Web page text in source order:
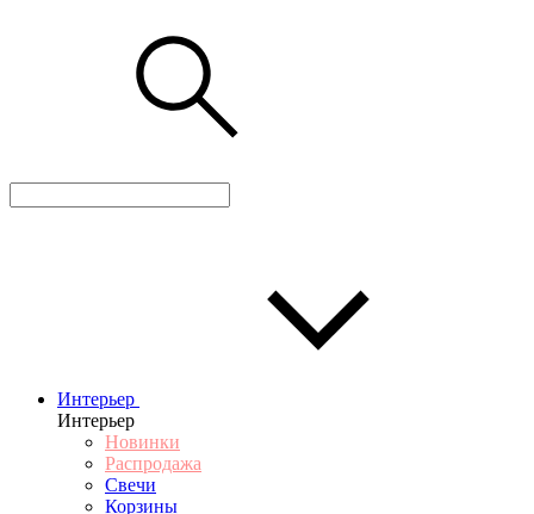
Интерьер
Интерьер
Новинки
Распродажа
Свечи
Корзины